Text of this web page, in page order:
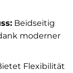
Beidseitig
moderner
Flexibilität